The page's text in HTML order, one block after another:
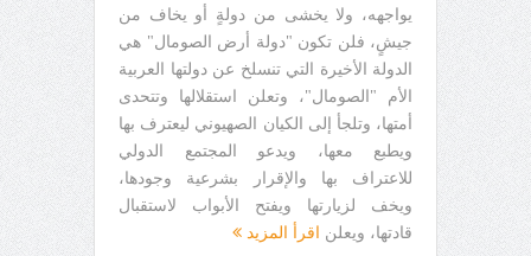
يواجهه، ولا يخشى من دولةٍ أو يخاف من
جيشٍ، فلن تكون "دولة أرض الصومال" هي
الدولة الأخيرة التي تنسلخ عن دولتها العربية
الأم "الصومال"، وتعلن استقلالها وتتحدى
أمتها، وتلجأ إلى الكيان الصهيوني ليعترف بها
ويطبع معها، ويدعو المجتمع الدولي
للاعتراف بها والإقرار بشرعية وجودها،
ويخف لزيارتها ويفتح الأبواب لاستقبال
قادتها، ويعلن اقرأ المزيد